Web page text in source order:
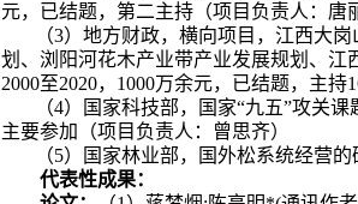
元，已结题，第二主持（项目负责人：唐
（3）地方财政，横向项目，江西大
划、浏阳河花木产业带产业发展规划、
2000至2020， 1000万余元，已结题，主持
（4）国家科技部，国家“九五”攻关
主要参加（项目负责人：曾思齐）
（5）国家林业部，国外松系统经营的
代表性成果：